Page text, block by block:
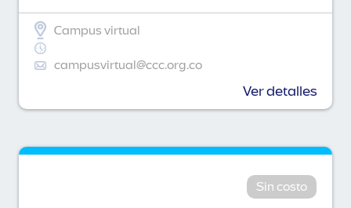
Campus virtual
campusvirtual@ccc.org.co
Ver detalles
Sin costo